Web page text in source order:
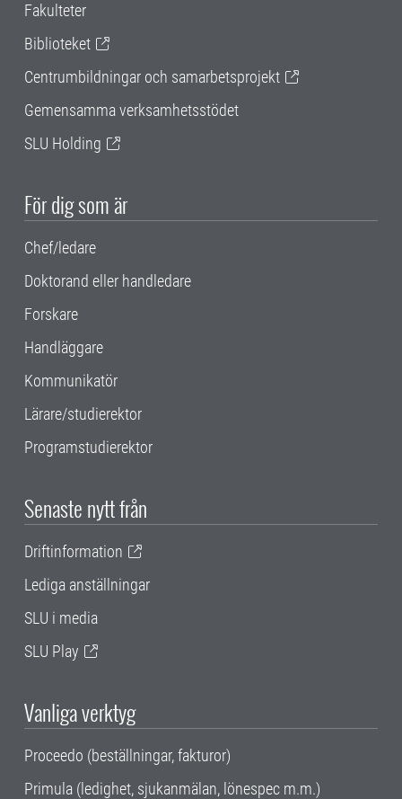
Fakulteter
Biblioteket
Centrumbildningar och samarbetsprojekt
Gemensamma verksamhetsstödet
SLU Holding
För dig som är
Chef/ledare
Doktorand eller handledare
Forskare
Handläggare
Kommunikatör
Lärare/studierektor
Programstudierektor
Senaste nytt från
Driftinformation
Lediga anställningar
SLU i media
SLU Play
Vanliga verktyg
Proceedo (beställningar, fakturor)
Primula (ledighet, sjukanmälan, lönespec m.m.)